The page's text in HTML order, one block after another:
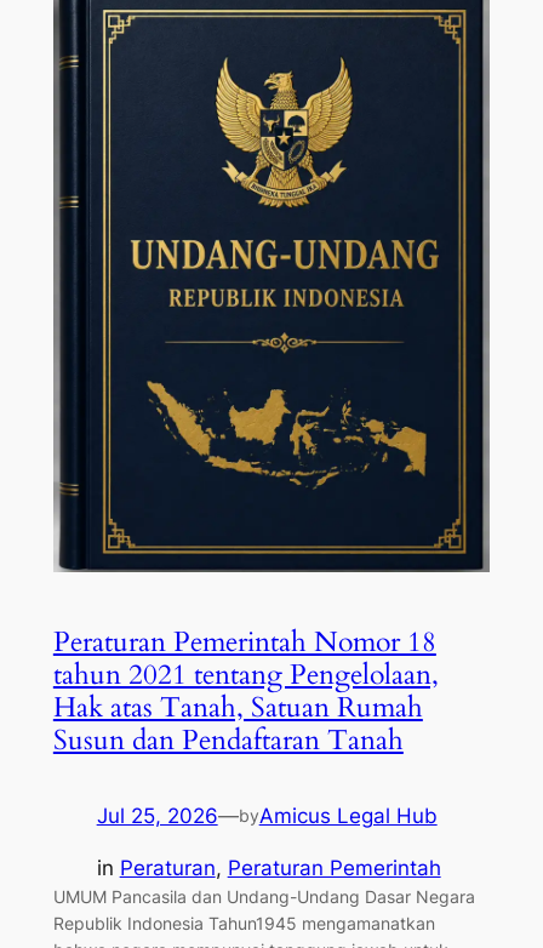
Peraturan Pemerintah Nomor 18
tahun 2021 tentang Pengelolaan,
Hak atas Tanah, Satuan Rumah
Susun dan Pendaftaran Tanah
Jul 25, 2026—byAmicus Legal Hub
in Peraturan, Peraturan Pemerintah
UMUM Pancasila dan Undang-Undang Dasar Negara
Republik Indonesia Tahun1945 mengamanatkan